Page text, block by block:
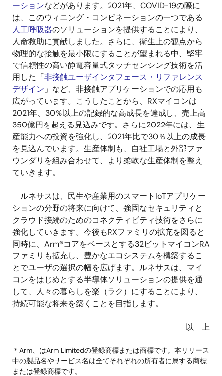
ーションなどがあります。2021年、COVID-19の際に
は、このウィニング・コンビネーションの一つである
人工呼吸器のソリューションを提供することにより、
人命救助に貢献しました。さらに、衛生上の観点から
物理的な接触を最小限にすることが望まれる中、堅牢
で信頼性の高い静電容量式タッチセンシング技術を活
用した「非接触ユーザインタフェース・リファレンス
デザイン 」など、非接触アプリケーションでの応用も
広がっています。こうしたことから、RXマイコンは
2021年、30％以上の記録的な高成長を達成し、売上高
350億円を超える見込みです。さらに2022年には、生
産能力への投資を強化し、2021年比で30％以上の成長
を見込んでいます。生産体制も、自社工場と外部ファ
ウンダリを組み合わせて、より柔軟な生産体制を整え
ていきます。
ルネサスは、民生や産業用のスマートIoTアプリケー
ションの分野の将来に向けて、強固なセキュリティと
クラウド接続のためのコネクティビティ技術をさらに
強化していきます。今後もRXファミリの拡充を図ると
同時に、Arm®コアをベースとする32ビットマイコンRA
ファミリも拡充し、豊かなエコシステムを構築するこ
とでユーザの選択の幅を広げます。ルネサスは、マイ
コンをはじめとする半導体ソリューションの提供を通
して、人々の暮らしを楽（ラク）にすることにより、
持続可能な将来を築くことを目指します。
以 上
＊Arm、はArm Limitedの登録商標または商標です。本リリース
中の製品名やサービス名は全てそれぞれの所有者に属する商標
または登録商標です。